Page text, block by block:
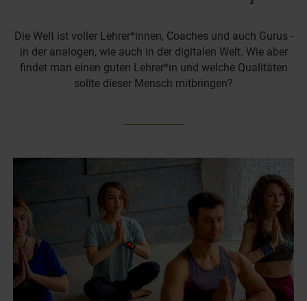
Die Welt ist voller Lehrer*innen, Coaches und auch Gurus -
in der analogen, wie auch in der digitalen Welt. Wie aber
findet man einen guten Lehrer*in und welche Qualitäten
sollte dieser Mensch mitbringen?